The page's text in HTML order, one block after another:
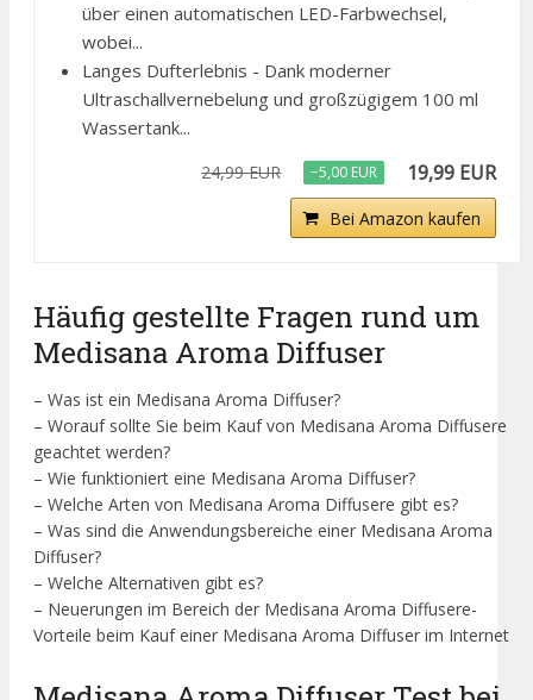
über einen automatischen LED-Farbwechsel,
wobei...
Langes Dufterlebnis - Dank moderner
Ultraschallvernebelung und großzügigem 100 ml
Wassertank...
24,99 EUR −5,00 EUR 19,99 EUR
Bei Amazon kaufen
Häufig gestellte Fragen rund um
Medisana Aroma Diffuser
– Was ist ein Medisana Aroma Diffuser?
– Worauf sollte Sie beim Kauf von Medisana Aroma Diffusere
geachtet werden?
– Wie funktioniert eine Medisana Aroma Diffuser?
– Welche Arten von Medisana Aroma Diffusere gibt es?
– Was sind die Anwendungsbereiche einer Medisana Aroma
Diffuser?
– Welche Alternativen gibt es?
– Neuerungen im Bereich der Medisana Aroma Diffusere-
Vorteile beim Kauf einer Medisana Aroma Diffuser im Internet